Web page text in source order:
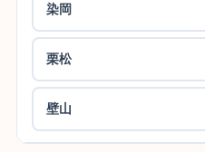
染岡
栗松
壁山